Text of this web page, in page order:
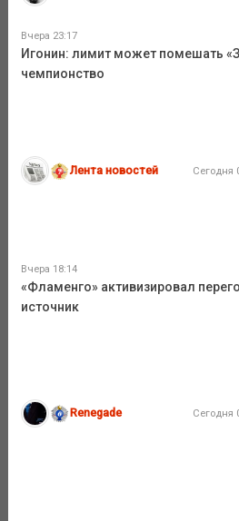
Вчера 23:17
Игонин: лимит может помешать
чемпионство
Лента новостей Сегодня
Вчера 18:14
«Фламенго» активизировал
источник
Renegade Сегодня